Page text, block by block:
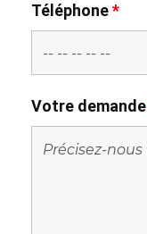
Téléphone*
Votre demande